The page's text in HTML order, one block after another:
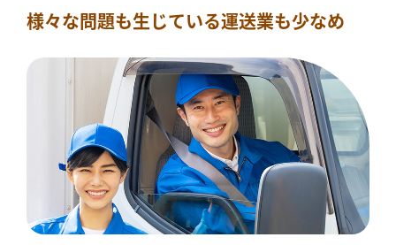
様々な問題も生じている運送業も少なめ